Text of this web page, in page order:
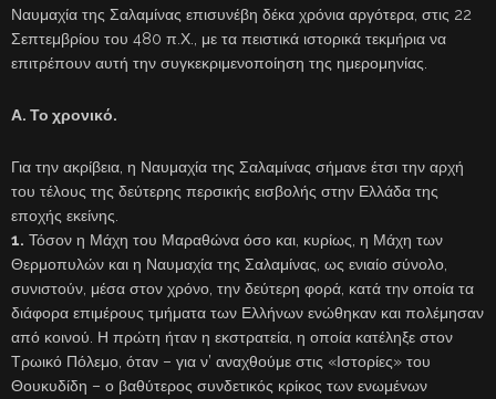
Ναυμαχία της Σαλαμίνας επισυνέβη δέκα χρόνια αργότερα, στις 22
Σεπτεμβρίου του 480 π.Χ., με τα πειστικά ιστορικά τεκμήρια να
επιτρέπουν αυτή την συγκεκριμενοποίηση της ημερομηνίας.
Α. Το χρονικό.
Για την ακρίβεια, η Ναυμαχία της Σαλαμίνας σήμανε έτσι την αρχή
του τέλους της δεύτερης περσικής εισβολής στην Ελλάδα της
εποχής εκείνης.
1. Τόσον η Μάχη του Μαραθώνα όσο και, κυρίως, η Μάχη των
Θερμοπυλών και η Ναυμαχία της Σαλαμίνας, ως ενιαίο σύνολο,
συνιστούν, μέσα στον χρόνο, την δεύτερη φορά, κατά την οποία τα
διάφορα επιμέρους τμήματα των Ελλήνων ενώθηκαν και πολέμησαν
από κοινού. Η πρώτη ήταν η εκστρατεία, η οποία κατέληξε στον
Τρωικό Πόλεμο, όταν – για ν’ αναχθούμε στις «Ιστορίες» του
Θουκυδίδη – ο βαθύτερος συνδετικός κρίκος των ενωμένων